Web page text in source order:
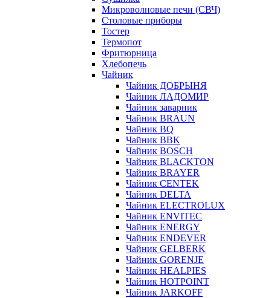
Микроволновые печи (СВЧ)
Столовые приборы
Тостер
Термопот
Фритюрница
Хлебопечь
Чайник
Чайник ДОБРЫНЯ
Чайник ЛАДОМИР
Чайник заварник
Чайник BRAUN
Чайник BQ
Чайник BBK
Чайник BOSCH
Чайник BLACKTON
Чайник BRAYER
Чайник CENTEK
Чайник DELTA
Чайник ELECTROLUX
Чайник ENVITEC
Чайник ENERGY
Чайник ENDEVER
Чайник GELBERK
Чайник GORENJE
Чайник HEALPIES
Чайник HOTPOINT
Чайник JARKOFF